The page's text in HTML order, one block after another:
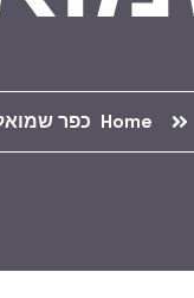
Home כפר